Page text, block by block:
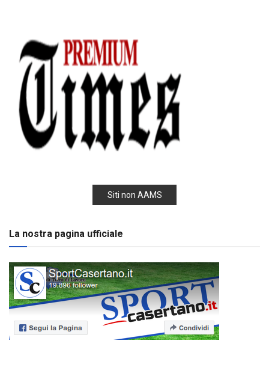
Siti non AAMS
La nostra pagina ufficiale